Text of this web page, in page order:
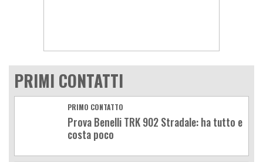
PRIMI CONTATTI
PRIMO CONTATTO
Prova Benelli TRK 902 Stradale: ha tutto e
costa poco